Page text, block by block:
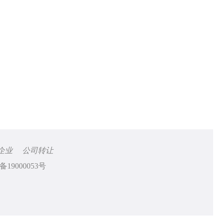
业
公司转让
19000053号